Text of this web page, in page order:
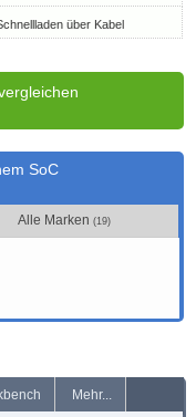
über Kabel
SoC
Alle Marken (19)
Mehr...